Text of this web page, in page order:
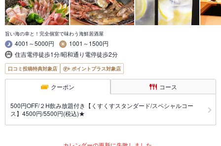
旨い海の幸と！完全個室で味わう海鮮居酒屋
4001～5000円
1001～1500円
住吉電停徒歩1分/昭和通り電停徒歩2分
口コミ投稿特典対象店 ポイントプラス対象店
クーポン コース
500円OFF/２H飲み放題付き【くすくすスタンダード/スペシャルコー
ス】4500円/5500円(税込)★